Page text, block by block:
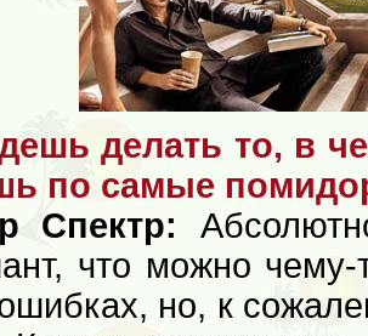
делать то, в
по самые
Спектр:
что можно
но, к